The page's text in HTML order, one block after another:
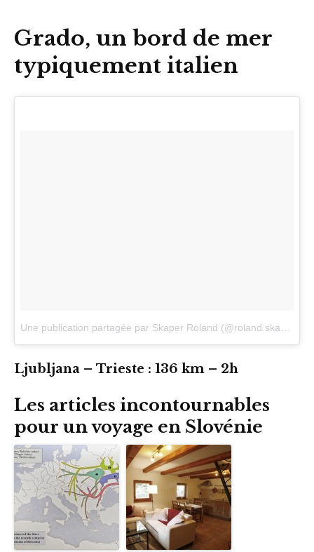
Grado, un bord de mer
typiquement italien
Ljubljana – Trieste : 136 km – 2h
Les articles incontournables
pour un voyage en Slovénie